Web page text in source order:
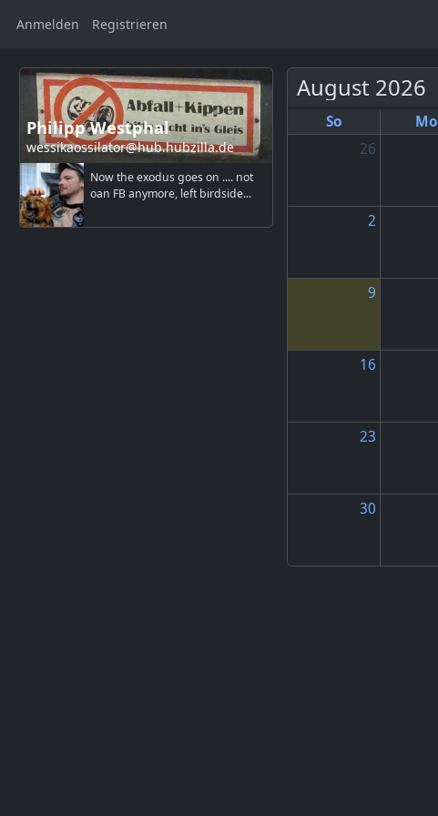
Anmelden Registrieren
Philipp Westphal
wessikaossilator@hub.hubzilla.de
Now the exodus goes on .... not
oan FB anymore, left birdside...
August 2026
So Mo
26
2
9
16
23
30